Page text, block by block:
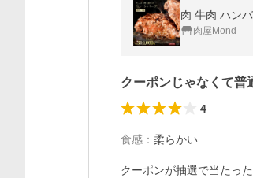
肉 牛肉 ハン
肉屋Mond
クーポンじゃなくて普
4
食感 ： 柔らかい
クーポンが抽選で当たっ